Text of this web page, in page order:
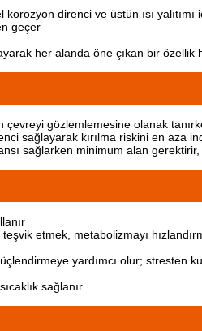
direnci ve üstün ısı yalıtımı
geçer
her alanda öne çıkan bir özellik
çevreyi gözlemlemesine olanak
sağlayarak kırılma riskini en aza
sağlarken minimum alan gerektirir,
etmek, metabolizmayı
yardımcı olur; stresten
sağlanır.